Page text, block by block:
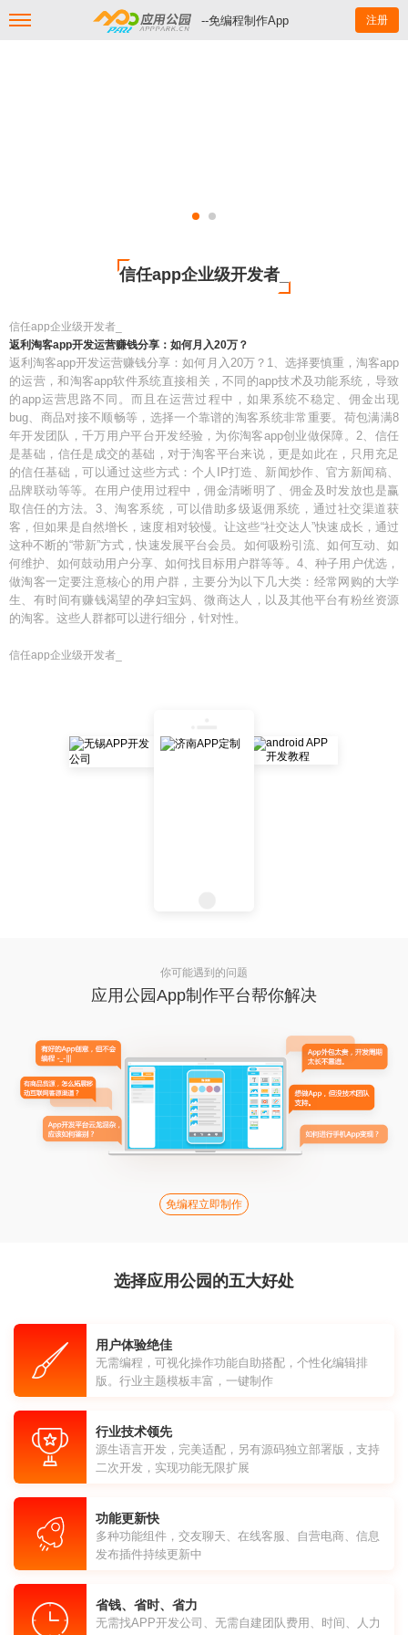
--免编程制作App 注册
信任app企业级开发者_
信任app企业级开发者_
返利淘客app开发运营赚钱分享：如何月入20万？
返利淘客app开发运营赚钱分享：如何月入20万？1、选择要慎重，淘客app
的运营，和淘客app软件系统直接相关，不同的app技术及功能系统，导致
的app运营思路不同。而且在运营过程中，如果系统不稳定、佣金出现
bug、商品对接不顺畅等，选择一个靠谱的淘客系统非常重要。荷包满满8
年开发团队，千万用户平台开发经验，为你淘客app创业做保障。2、信任
是基础，信任是成交的基础，对于淘客平台来说，更是如此在，只用充足
的信任基础，可以通过这些方式：个人IP打造、新闻炒作、官方新闻稿、
品牌联动等等。在用户使用过程中，佣金清晰明了、佣金及时发放也是赢
取信任的方法。3、淘客系统，可以借助多级返佣系统，通过社交渠道获
客，但如果是自然增长，速度相对较慢。让这些“社交达人”快速成长，通过
这种不断的“带新”方式，快速发展平台会员。如何吸粉引流、如何互动、如
何维护、如何鼓动用户分享、如何找目标用户群等等。4、种子用户优选，
做淘客一定要注意核心的用户群，主要分为以下几大类：经常网购的大学
生、有时间有赚钱渴望的孕妇宝妈、微商达人，以及其他平台有粉丝资源
的淘客。这些人群都可以进行细分，针对性。
信任app企业级开发者_
你可能遇到的问题
应用公园App制作平台帮你解决
免编程立即制作
选择应用公园的五大好处
用户体验绝佳
无需编程，可视化操作功能自助搭配，个性化编辑排
版。行业主题模板丰富，一键制作
行业技术领先
源生语言开发，完美适配，另有源码独立部署版，支持
二次开发，实现功能无限扩展
功能更新快
多种功能组件，交友聊天、在线客服、自营电商、信息
发布插件持续更新中
省钱、省时、省力
无需找APP开发公司、无需自建团队费用、时间、人力